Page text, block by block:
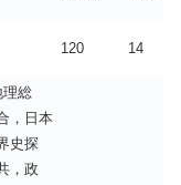
120 14
理総
，日本
史探
，政